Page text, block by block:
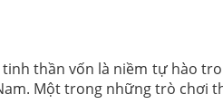
thần vốn là niềm tự hào
Một trong những trò chơi